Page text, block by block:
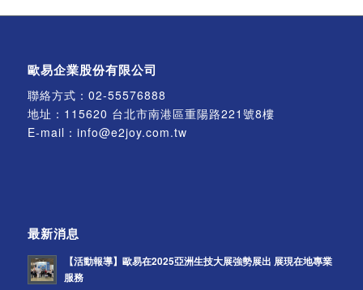
歐易企業股份有限公司
聯絡方式： 02-55576888
地址：115620 台北市南港區重陽路221號8樓
E-mail： info@e2joy.com.tw
最新消息
【活動報導】歐易在2025亞洲生技大展強勢展出 展現在地專業
服務